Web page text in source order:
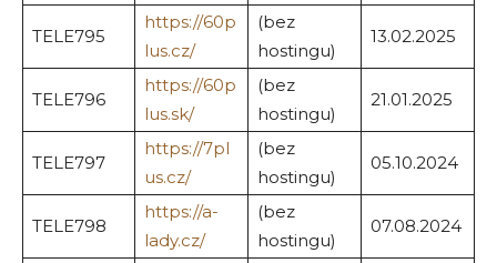
TELE795
https://60p
lus.cz/
(bez
hostingu)
13.02.2025
TELE796
https://60p
lus.sk/
(bez
hostingu)
21.01.2025
TELE797
https://7pl
us.cz/
(bez
hostingu)
05.10.2024
TELE798
https://a-
lady.cz/
(bez
hostingu)
07.08.2024